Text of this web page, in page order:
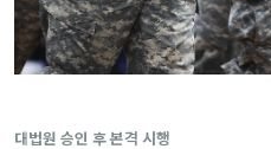
대법원 승인 후 본격 시행